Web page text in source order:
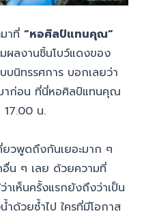
าที่ “หอศิลป์แทนคุณ”
ผลงานชิ้นโบว์แดงของ
บนิทรรศการ บอกเลยว่า
าก่อน ที่นี่หอศิลป์แทนคุณ
17.00 น.
ยวพูดถึงกันเยอะมาก ๆ
อื่น ๆ เลย ด้วยความที่
เห็นครั้งแรกยังถึงว่าเป็น
ำด้วยซ้ำไป ใครที่มีโอกาส